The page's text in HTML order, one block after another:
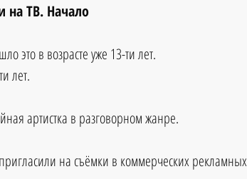
на ТВ. Начало
это в возрасте уже 13-ти лет.
лет.
артистка в разговорном жанре.
на съёмки в коммерческих рекламных